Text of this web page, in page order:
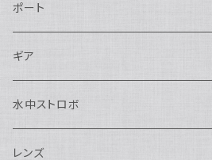
Nikon用
Nauticam
SEA&SEA
Canon用
Nauticam
SEA&SEA
Sony用
Nautciam
OM SYSTEM用
ポート
Nauticam
N120ドームポート
N120マクロポート
SEA&SEA
ドームポート
AOI
ギア
AOI
OM SYSTEM用
Nauticam
水中ストロボ
SEA&SEA
レンズ